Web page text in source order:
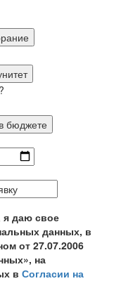
бюджете
я даю свое
данных, в
от 27.07.2006
на
в Согласии на